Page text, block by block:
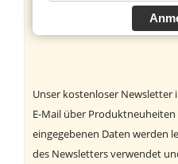
Unser kostenloser Newsletter
E-Mail über
eingegebenen Daten werden
des Newsletters verwendet